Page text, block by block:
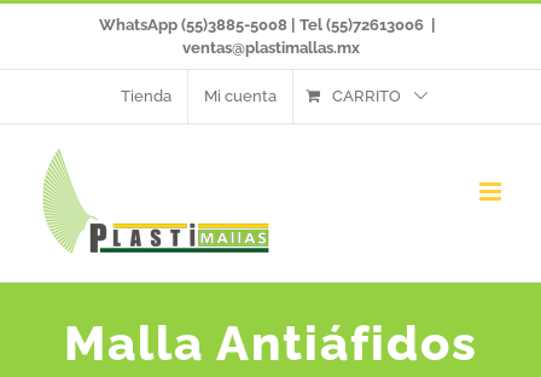
WhatsApp (55)3885-5008 | Tel (55)72613006
ventas@plastimallas.mx
Tienda Mi cuenta CARRITO
Malla Antiáfidos